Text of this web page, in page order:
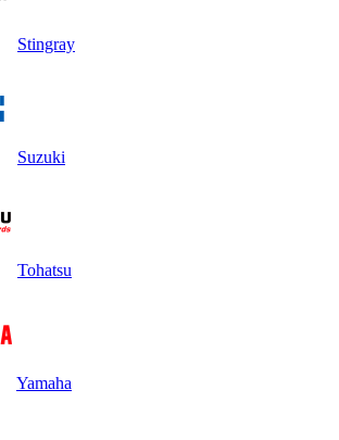
Stingray
Suzuki
Tohatsu
Yamaha